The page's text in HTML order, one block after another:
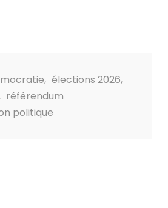
, élections 2026,
référendum
politique